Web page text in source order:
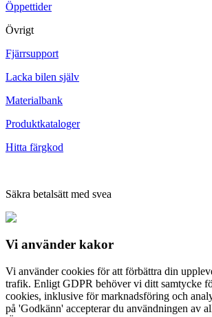
Öppettider
Övrigt
Fjärrsupport
Lacka bilen själv
Materialbank
Produktkataloger
Hitta färgkod
Säkra betalsätt med svea
Vi använder kakor
Vi använder cookies för att förbättra din
trafik. Enligt GDPR behöver vi ditt samtycke
cookies, inklusive för marknadsföring och
på 'Godkänn' accepterar du användningen av